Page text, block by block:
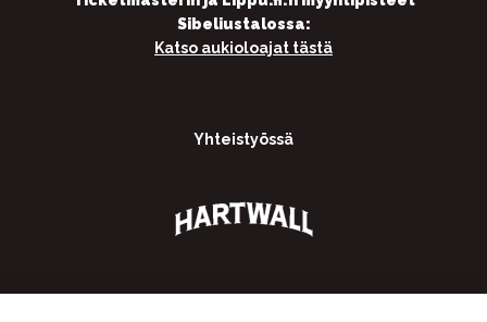
Sibeliustalossa:
Katso aukioloajat tästä
Yhteistyössä